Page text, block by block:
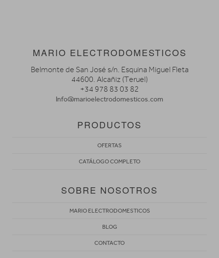
MARIO ELECTRODOMESTICOS
Belmonte de San José s/n. Esquina Miguel Fleta
44600. Alcañiz (Teruel)
+34 978 83 03 82
Info@marioelectrodomesticos.com
PRODUCTOS
OFERTAS
CATÁLOGO COMPLETO
SOBRE NOSOTROS
MARIO ELECTRODOMESTICOS
BLOG
CONTACTO